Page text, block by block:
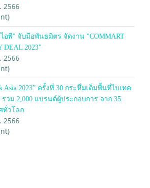
2566
ไอพี" จับมือพันธมิตร จัดงาน "COMMART
DEAL 2023"
2566
Asia 2023” ครั้งที่ 30 กระหึ่มเต็มพื้นที่ไบเทค
วม 2,000 แบรนด์ผู้ประกอบการ จาก 35
ทั่วโลก
2566